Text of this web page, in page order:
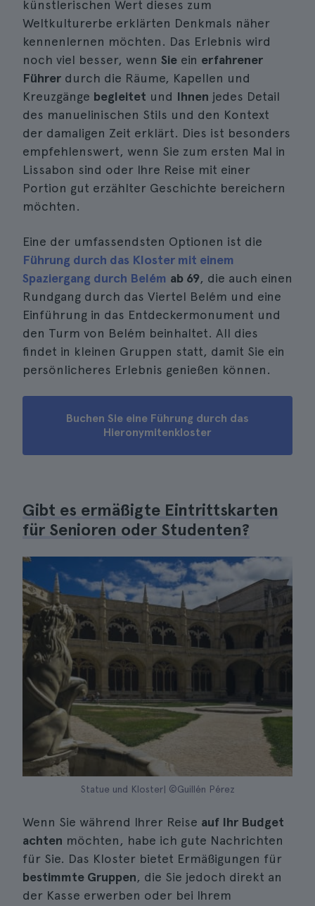
künstlerischen Wert dieses zum
Weltkulturerbe erklärten Denkmals näher
kennenlernen möchten. Das Erlebnis wird
noch viel besser, wenn Sie ein erfahrener
Führer durch die Räume, Kapellen und
Kreuzgänge begleitet und Ihnen jedes Detail
des manuelinischen Stils und den Kontext
der damaligen Zeit erklärt. Dies ist besonders
empfehlenswert, wenn Sie zum ersten Mal in
Lissabon sind oder Ihre Reise mit einer
Portion gut erzählter Geschichte bereichern
möchten.
Eine der umfassendsten Optionen ist die
Führung durch das Kloster mit einem
Spaziergang durch Belém ab 69, die auch einen
Rundgang durch das Viertel Belém und eine
Einführung in das Entdeckermonument und
den Turm von Belém beinhaltet. All dies
findet in kleinen Gruppen statt, damit Sie ein
persönlicheres Erlebnis genießen können.
Buchen Sie eine Führung durch das
Hieronymitenkloster
Gibt es ermäßigte Eintrittskarten
für Senioren oder Studenten?
Statue und Kloster| ©Guillén Pérez
Wenn Sie während Ihrer Reise auf Ihr Budget
achten möchten, habe ich gute Nachrichten
für Sie. Das Kloster bietet Ermäßigungen für
bestimmte Gruppen, die Sie jedoch direkt an
der Kasse erwerben oder bei Ihrem